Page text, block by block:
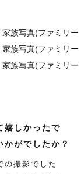
嬉しかったで
がでしたか？
の撮影でした